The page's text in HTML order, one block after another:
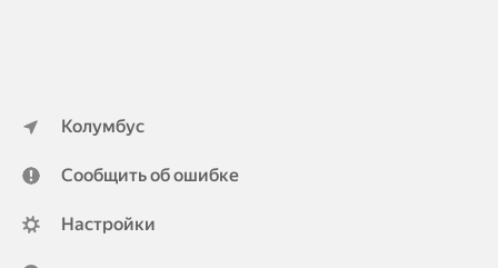
Колумбус
Сообщить об ошибке
Настройки